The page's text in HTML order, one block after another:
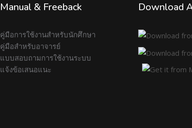
Manual & Freeback
คู่มือการใช้งานสำหรับนักศึกษา
คู่มือสำหรับอาจารย์
แบบสอบถามการใช้งานระบบ
แจ้งข้อเสนอแนะ
Download